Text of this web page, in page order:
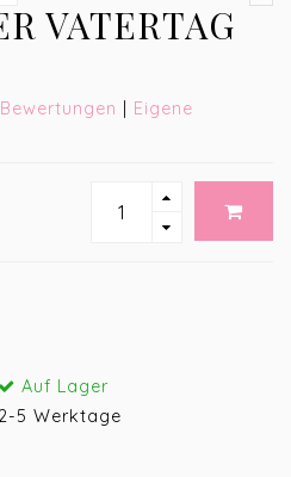
VATERTAG
| Eigene
Auf Lager
2-5 Werktage